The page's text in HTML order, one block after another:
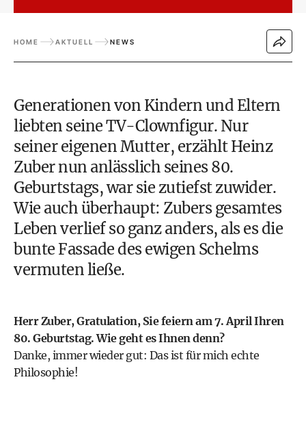
HOME AKTUELL NEWS
Generationen von Kindern und Eltern
liebten seine TV-Clownfigur. Nur
seiner eigenen Mutter, erzählt Heinz
Zuber nun anlässlich seines 80.
Geburtstags, war sie zutiefst zuwider.
Wie auch überhaupt: Zubers gesamtes
Leben verlief so ganz anders, als es die
bunte Fassade des ewigen Schelms
vermuten ließe.
Herr Zuber, Gratulation, Sie feiern am 7. April Ihren
80. Geburtstag. Wie geht es Ihnen denn?
Danke, immer wieder gut: Das ist für mich echte
Philosophie!